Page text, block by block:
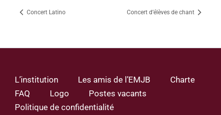
Concert Latino Concert d’élèves de chant
L’institution Les amis de l’EMJB
Charte
FAQ
Logo
Postes vacants
Politique de confidentialité